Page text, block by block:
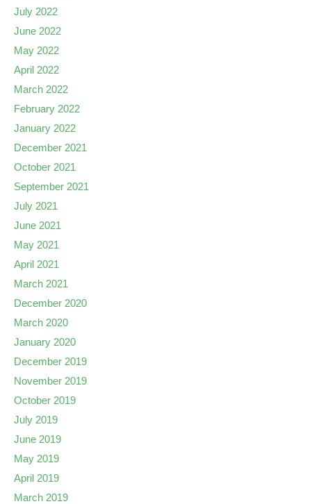
July 2022
June 2022
May 2022
April 2022
March 2022
February 2022
January 2022
December 2021
October 2021
September 2021
July 2021
June 2021
May 2021
April 2021
March 2021
December 2020
March 2020
January 2020
December 2019
November 2019
October 2019
July 2019
June 2019
May 2019
April 2019
March 2019